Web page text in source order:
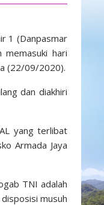
1 (Danpasmar
memasuki hari
(22/09/2020).
dan diakhiri
yang terlibat
Armada Jaya
TNI adalah
musuh